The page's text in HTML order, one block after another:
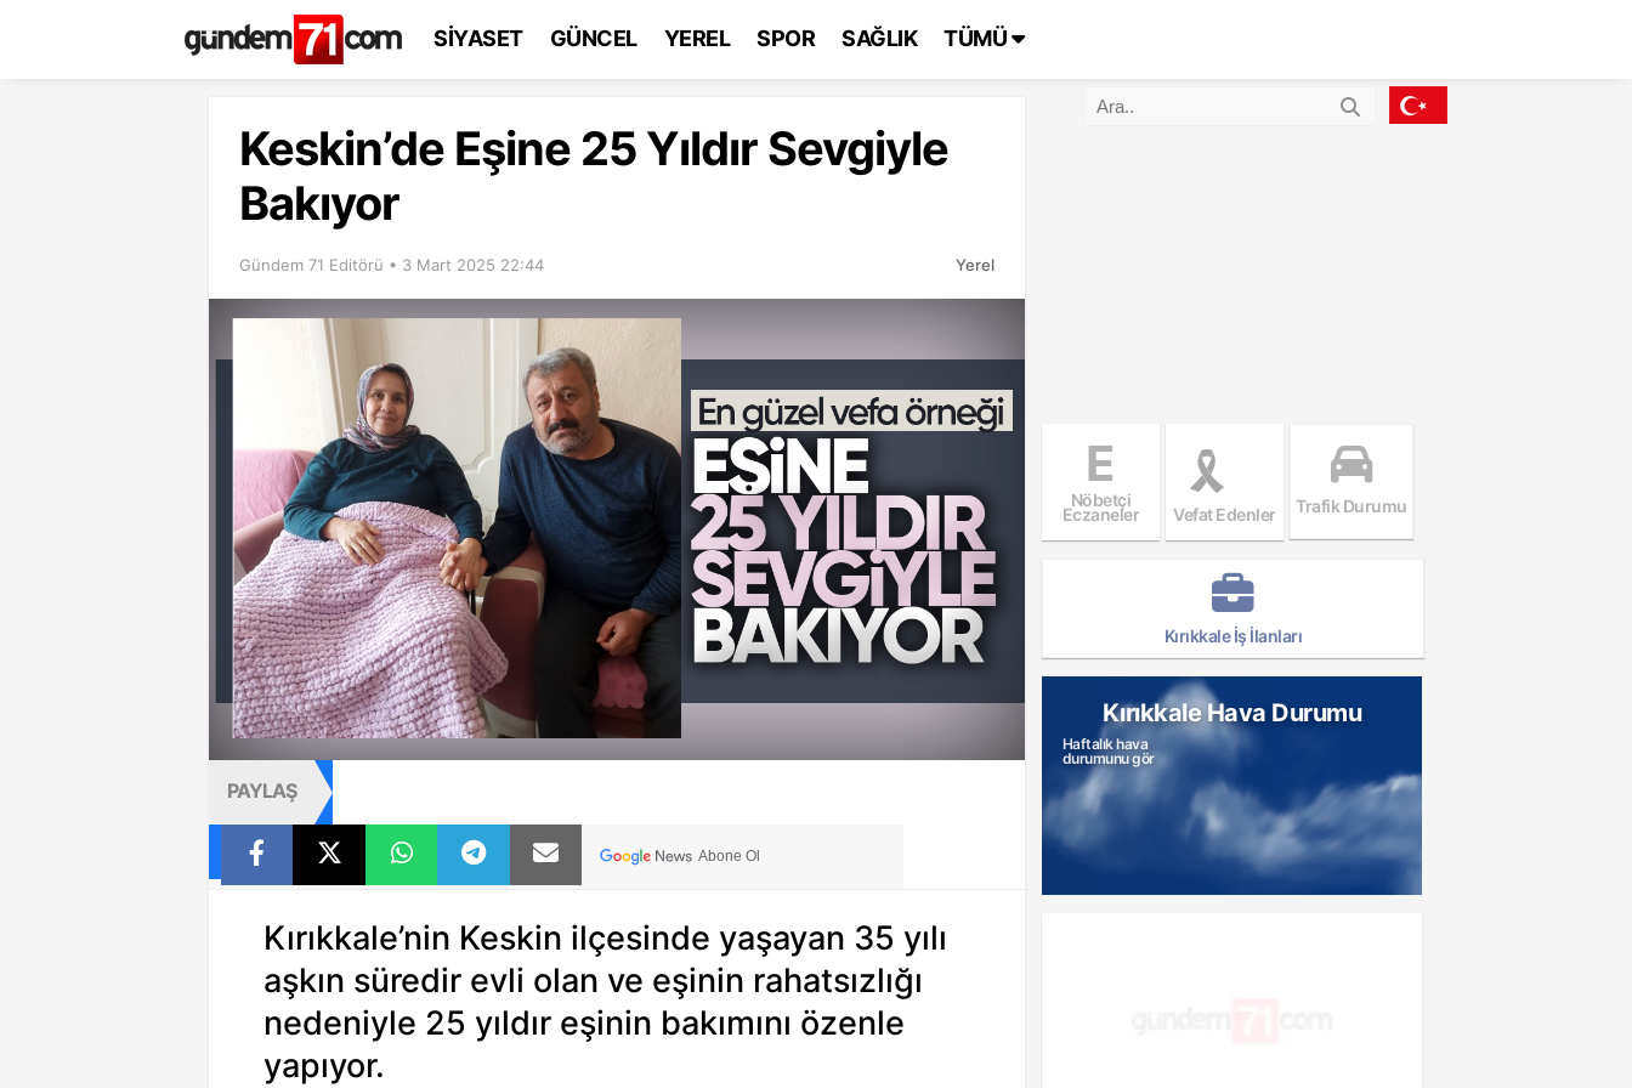
SİYASET GÜNCEL YEREL SPOR SAĞLIK TÜMÜ
Keskin’de Eşine 25 Yıldır Sevgiyle
Bakıyor
Gündem 71 Editörü • 3 Mart 2025 22:44 Yerel
PAYLAŞ
Abone Ol
Kırıkkale’nin Keskin ilçesinde yaşayan 35 yılı
aşkın süredir evli olan ve eşinin rahatsızlığı
nedeniyle 25 yıldır eşinin bakımını özenle
yapıyor.
E
Nöbetçi
Eczaneler Vefat Edenler Trafik Durumu
Kırıkkale İş İlanları
Kırıkkale Hava Durumu
Haftalık hava
durumunu gör